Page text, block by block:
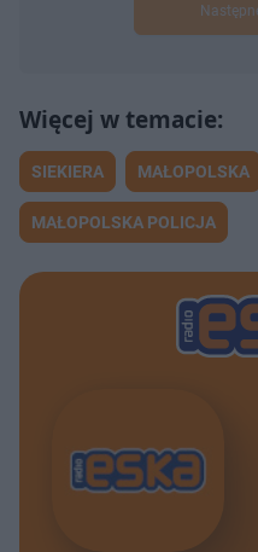
SIEKIERA MAŁOPOLSKA
MAŁOPOLSKA POLICJA